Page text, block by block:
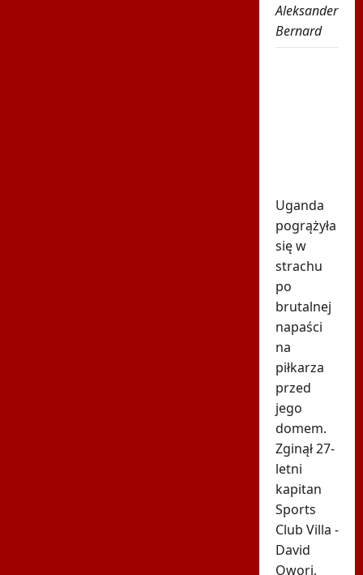
Aleksander
Bernard
Uganda
pogrążyła
się w
strachu
po
brutalnej
napaści
na
piłkarza
przed
jego
domem.
Zginął 27-
letni
kapitan
Sports
Club Villa -
David
Owori,